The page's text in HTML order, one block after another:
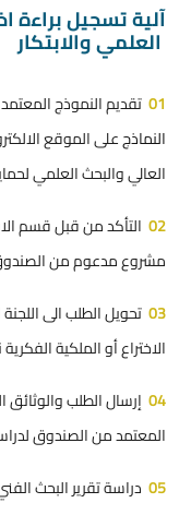
آلية تسجيل براءة
العلمي والابتكار
01 تقديم النموذج
النماذجعلى الموقع
العالي والبحث العلمي
02 التأكد من قبل قسم
مشروع مدعوم من
03 تحويل الطلب الى
الاختراع أو الملكية
04 إرسال الطلب
المعتمد من الصندوق
05